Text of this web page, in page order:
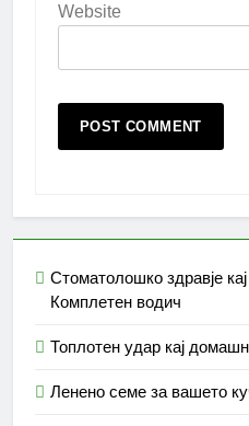
Website
Стоматолошко здравје
Комплетен водич
Топлотен удар кај
Ленено семе за вашето